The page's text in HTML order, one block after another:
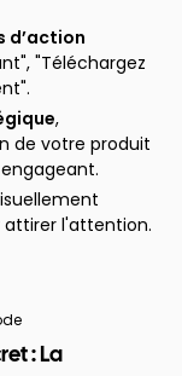
d’action
"Téléchargez
,
de votre produit
attirer l'attention.
: La